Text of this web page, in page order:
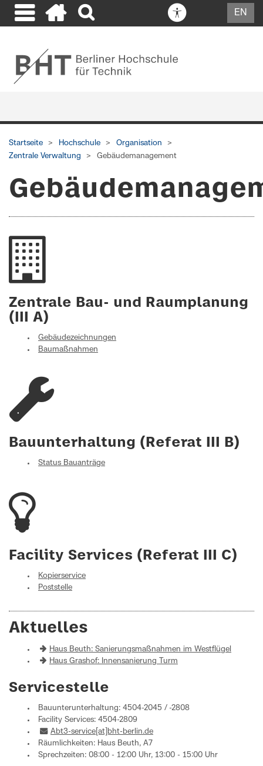
EN
Startseite Hochschule
Organisation
Zentrale Verwaltung
Gebäudemanagement
Zentrale Bau- und Raumplanung
(III A)
Gebäudezeichnungen
Baumaßnahmen
Bauunterhaltung (Referat III B)
Status Bauanträge
Facility Services (Referat III C)
Kopierservice
Poststelle
Aktuelles
Haus Beuth: Sanierungsmaßnahmen im Westflügel
Haus Grashof: Innensanierung Turm
Servicestelle
Bauunterunterhaltung: 4504-2045 / -2808
Facility Services: 4504-2809
Abt3-service[at]bht-berlin.de
Räumlichkeiten: Haus Beuth, A7
Sprechzeiten: 08:00 - 12:00 Uhr, 13:00 - 15:00 Uhr